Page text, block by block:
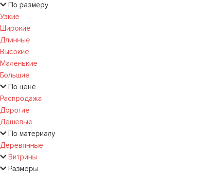
По размеру
Узкие
Широкие
Длинные
Высокие
Маленькие
Большие
По цене
Распродажа
Дорогие
Дешевые
По материалу
Деревянные
Витрины
Размеры